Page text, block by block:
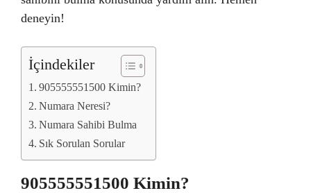
deneyin!
İçindekiler
905555551500 Kimin?
Numara Neresi?
Numara Sahibi Bulma
Sık Sorulan Sorular
905555551500 Kimin?